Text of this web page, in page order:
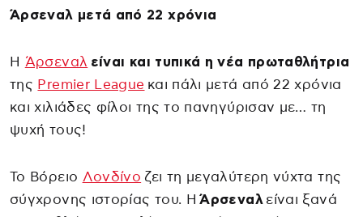
Άρσεναλ μετά από 22 χρόνια
Η Άρσεναλ είναι και τυπικά η νέα πρωταθλήτρια
της Premier League και πάλι μετά από 22 χρόνια
και χιλιάδες φίλοι της το πανηγύρισαν με… τη
ψυχή τους!
Το Βόρειο Λονδίνο ζει τη μεγαλύτερη νύχτα της
σύγχρονης ιστορίας του. ΗΆρσεναλ είναι ξανά